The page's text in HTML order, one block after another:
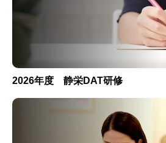
2026年度 静栄DAT研修